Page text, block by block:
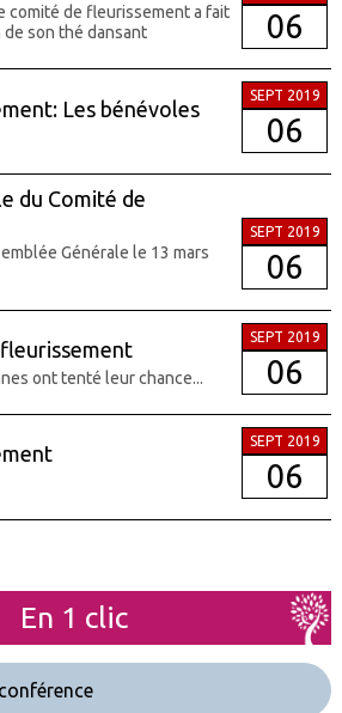
comité de fleurissement a fait
son thé dansant
06
Les bénévoles
SEPT 2019
06
du Comité de
Générale le 13 mars
SEPT 2019
06
ont tenté leur chance...
SEPT 2019
06
SEPT 2019
06
En 1 clic